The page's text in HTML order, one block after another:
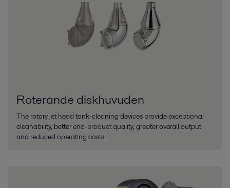
Roterande diskhuvuden
The rotary jet head tank-cleaning devices provide exceptional
cleanability, better end-product quality, greater overall output
and reduced operating costs.